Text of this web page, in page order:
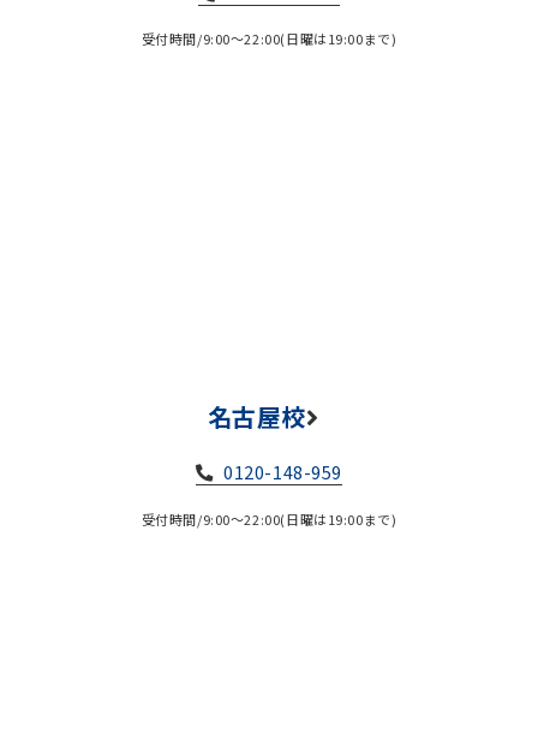
受付時間/9:00～22:00(日曜は19:00まで)
名古屋校
0120-148-959
受付時間/9:00～22:00(日曜は19:00まで)